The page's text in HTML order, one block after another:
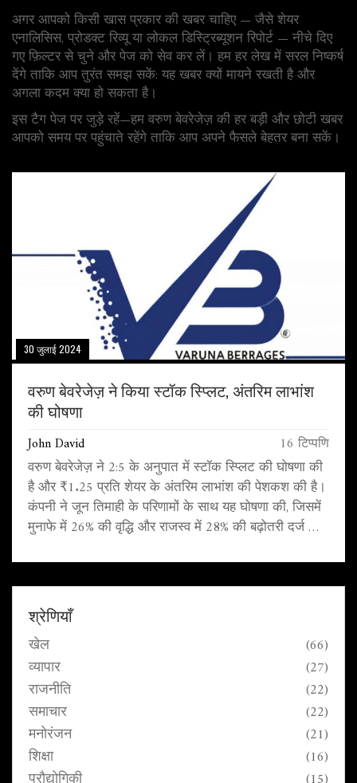
अगर आपको किसी खास प्रकार की खबर चाहिए — जैसे शेयर
एनालिसिस, प्रोडक्ट रिव्यू या लोकल डिस्ट्रिब्यूशन रिपोर्ट — नीचे दिए
गए फ़िल्टर से चुने और पेज को सेव कर लें। हम हर लेख में सरल निष्कर्ष
देंगे ताकि आप तुरंत समझ सकें: यह खबर क्यों मायने रखती है और
अगला कदम क्या हो सकता है।
इस टैग पेज पर जुड़े रहें—हम वरुण बेवरेजेज़ की हर बड़ी और छोटी खबर
आपको समय पर पहुंचाते रहेंगे ताकि आप अपने फैसले बेहतर बना सकें।
30 जुलाई 2024
वरुण बेवरेजेज़ ने किया स्टॉक स्प्लिट, अंतरिम लाभांश
की घोषणा
John David 16 टिप्पणि
वरुण बेवरेजेज़ ने 2:5 के अनुपात में स्टॉक स्प्लिट की घोषणा की
है और ₹1.25 प्रति शेयर के अंतरिम लाभांश की पेशकश की है।
कंपनी ने जून तिमाही के परिणामों के साथ यह घोषणा की, जिसमें
मुनाफे में 26% की वृद्धि और राजस्व में 28% की बढ़ोतरी दर्ज की
श्रेणियाँ
खेल (66)
व्यापार (27)
राजनीति (22)
समाचार (22)
मनोरंजन (21)
शिक्षा (16)